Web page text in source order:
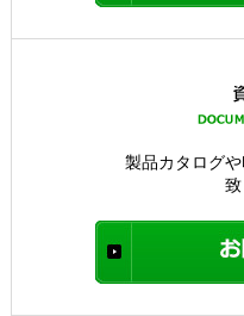
製品カタログ
致